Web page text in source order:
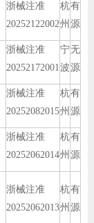
浙械注准
20252122002
杭
州
有
源
浙械注准
20252172001
宁
波
无
源
浙械注准
20252082015
杭
州
有
源
浙械注准
20252062014
杭
州
有
源
浙械注准
20252062013
杭
州
有
源